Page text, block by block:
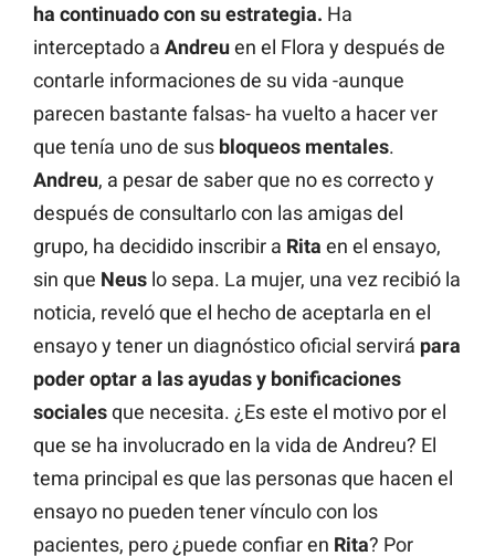
ha continuado con su estrategia. Ha
interceptado a Andreuen el Flora y después de
contarle informaciones de su vida -aunque
parecen bastante falsas- ha vuelto a hacer ver
que tenía uno de sus bloqueos mentales.
Andreu, a pesar de saber que no es correcto y
después de consultarlo con las amigas del
grupo, ha decidido inscribir a Rita en el ensayo,
sin que Neus lo sepa. La mujer, una vez recibió la
noticia, reveló que el hecho de aceptarla en el
ensayo y tener un diagnóstico oficial servirá para
poder optar a las ayudas y bonificaciones
socialesque necesita. ¿Es este el motivo por el
que se ha involucrado en la vida de Andreu? El
tema principal es que las personas que hacen el
ensayo no pueden tener vínculo con los
pacientes, pero ¿puede confiar en Rita? Por